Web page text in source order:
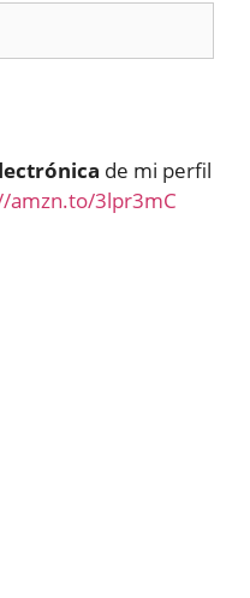
de mi perfil
amzn.to/3lpr3mC